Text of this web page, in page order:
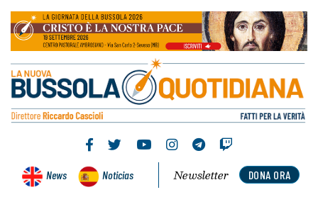
News Noticias DONA ORA
Newsletter